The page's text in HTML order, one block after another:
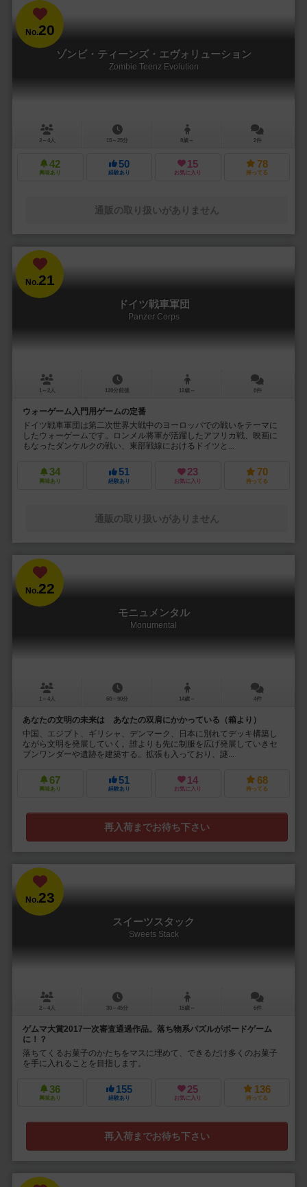
No.20
ゾンビ・ティーンズ・エヴォリューション
Zombie Teenz Evolution
2～4人 15～25分 8歳～ 2件
42
興味あり
50
経験あり
15
お気に入り
78
持ってる
通販の取り扱いがありません
No.21
ドイツ戦車軍団
Panzer Corps
1～2人 120分前後 12歳～ 8件
ウォーゲーム入門用ゲームの定番
ドイツ戦車軍団は第二次世界大戦中のヨーロッパでの戦いをテーマに
したウォーゲームです。ロンメル将軍が活躍したアフリカ戦、映画に
もなったダンケルクの戦い、東部戦線におけるドイツと...
34
興味あり
51
経験あり
23
お気に入り
70
持ってる
通販の取り扱いがありません
No.22
モニュメンタル
Monumental
1～4人 60～90分 14歳～ 4件
あなたの文明の未来は あなたの双肩にかかっている（箱より）
中国、エジプト、ギリシャ、デンマーク、日本に別れてデッキ構築し
ながら文明を発展していく。誰よりも先に制服を広げ発展していきセ
ブンワンダーや遺跡を建築する。拡張も入っており、謎...
67
興味あり
51
経験あり
14
お気に入り
68
持ってる
再入荷までお待ち下さい
No.23
スイーツスタック
Sweets Stack
2～4人 30～45分 15歳～ 6件
ゲムマ大賞2017一次審査通過作品。落ち物系パズルがボードゲーム
に！？
落ちてくるお菓子のかたちをマスに埋めて、できるだけ多くのお菓子
を手に入れることを目指します。
36
興味あり
155
経験あり
25
お気に入り
136
持ってる
再入荷までお待ち下さい